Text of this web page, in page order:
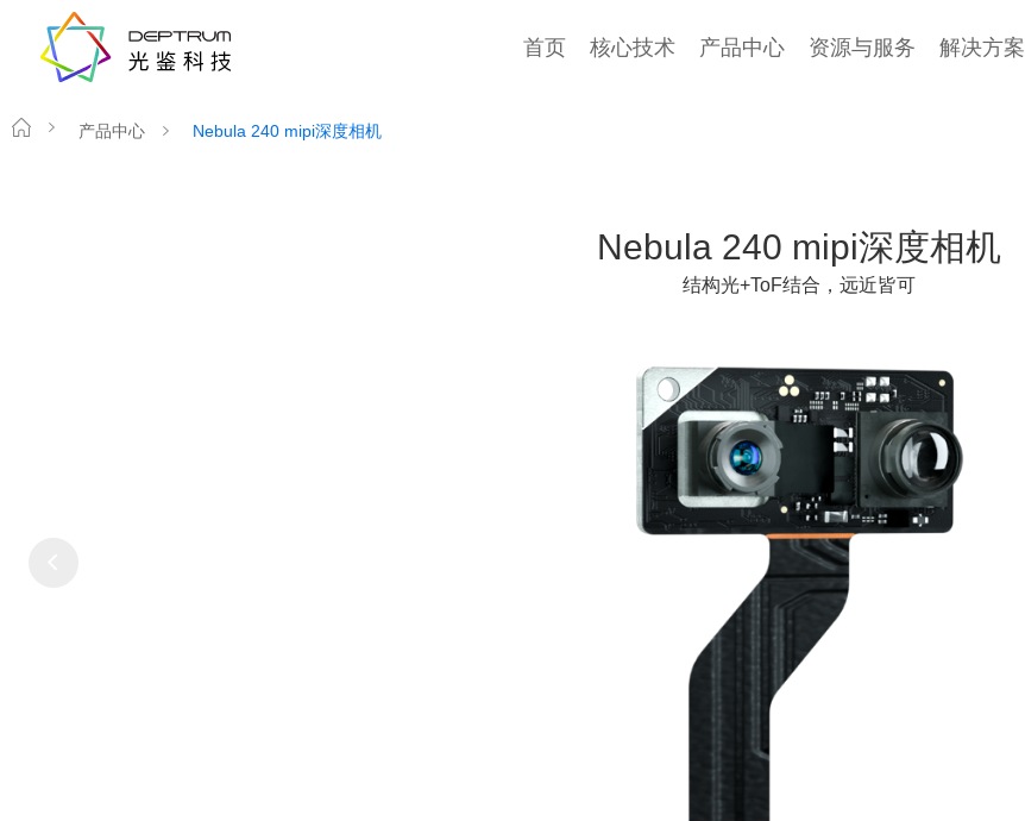
首页 核心技术 产品中心 资源与服务 解决方案
产品中心 Nebula 240 mipi深度相机
Nebula 240 mipi深度相机
结构光+ToF结合，远近皆可